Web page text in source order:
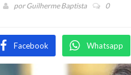
porGuilherme Baptista 0
Facebook Whatsapp